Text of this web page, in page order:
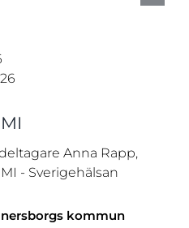
kommun